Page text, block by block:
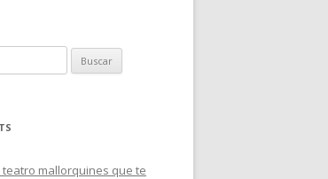
teatro mallorquines que te